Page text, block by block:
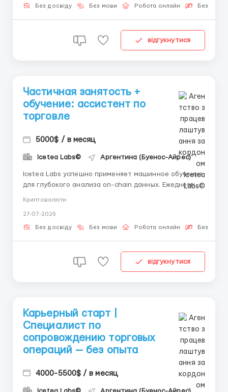
финансовые площадки работают на стыке
Без досвіду Без мови Робота онлайн
відгукнутися
Частичная занятость +
обучение: ассистент по
торговле
5000$ / в месяц
Icetea Labs© Аргентина (Буенос-Айрес)
Icetea Labs успешно применяет машинное обучение
для глубокого анализа on-chain данных. Ежедневно
Пишите рекрутеру: @ELiza_harisova Формат:
Удалённо (по всему миру) График: Частичная
Криптовалюти
27-07-2026
Без досвіду Без мови Робота онлайн
відгукнутися
Карьерный старт |
Специалист по
сопровождению торговых
операций — без опыта
4000-5500$ / в месяц